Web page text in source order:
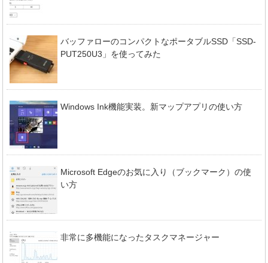
バッファローのコンパクトなポータブルSSD「SSD-
PUT250U3」を使ってみた
Windows Ink機能実装。新マップアプリの使い方
Microsoft Edgeのお気に入り（ブックマーク）の使
い方
非常に多機能になったタスクマネージャー